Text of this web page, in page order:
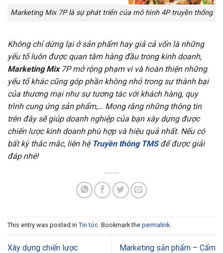
Marketing Mix 7P là sự phát triển của mô hình 4P truyền thống
Không chỉ dừng lại ở sản phẩm hay giả cả vốn là những
yếu tố luôn được quan tâm hàng đầu trong kinh doanh,
Marketing Mix7P mở rộng phạm vi và hoàn thiện những
yếu tố khác cũng góp phần không nhỏ trong sự thành bại
của thương mại như sự tương tác với khách hàng, quy
trình cung ứng sản phẩm,… Mong rằng những thông tin
trên đây sẽ giúp doanh nghiệp của bạn xây dựng được
chiến lược kinh doanh phù hợp và hiệu quả nhất. Nếu có
bất kỳ thắc mắc, liên hệ Truyền thông TMSđể được giải
đáp nhé!
This entry was posted in Tin tức. Bookmark the permalink.
Xây dựng chiến lược Marketing sản phẩm – Cẩm